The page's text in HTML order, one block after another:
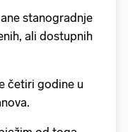
stanogradnje
ali dostupnih
četiri godine u